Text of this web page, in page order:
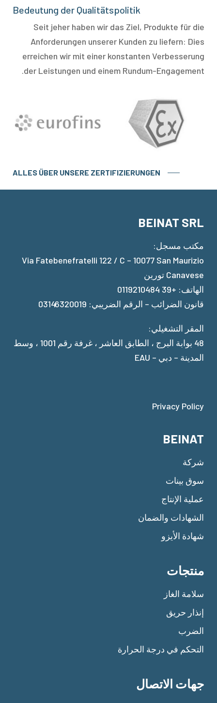
Bedeutung der Qualitätspolitik
Seit jeher haben wir das Ziel, Produkte für die
Anforderungen unserer Kunden zu liefern: Dies
erreichen wir mit einer konstanten Verbesserung
der Leistungen und einem Rundum-Engagement.
ALLES ÜBER UNSERE ZERTIFIZIERUNGEN
BEINAT SRL
مكتب مسجل:
Via Fatebenefratelli 122 / C – 10077 San Maurizio
Canavese تورين
الهاتف: +39 0119210484
قانون الضرائب – الرقم الضريبي: 03146320019
المقر التشغيلي:
48 بوابة البرج ، الطابق العاشر ، غرفة رقم 1001 ، وسط
المدينة – دبي – EAU
Privacy Policy
BEINAT
شركة
سوق بينات
عملية الإنتاج
الشهادات والضمان
شهادة الأيزو
منتجات
سلامة الغاز
إنذار حريق
الضرب
التحكم في درجة الحرارة
جهات الاتصال